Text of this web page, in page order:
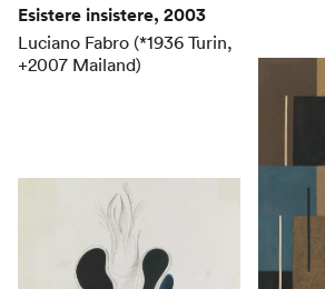
Esistere insistere, 2003
Luciano Fabro (*1936 Turin,
+2007 Mailand)